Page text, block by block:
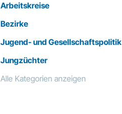
Arbeitskreise
Bezirke
Jugend- und Gesellschaftspolitik
Jungzüchter
Alle Kategorien anzeigen